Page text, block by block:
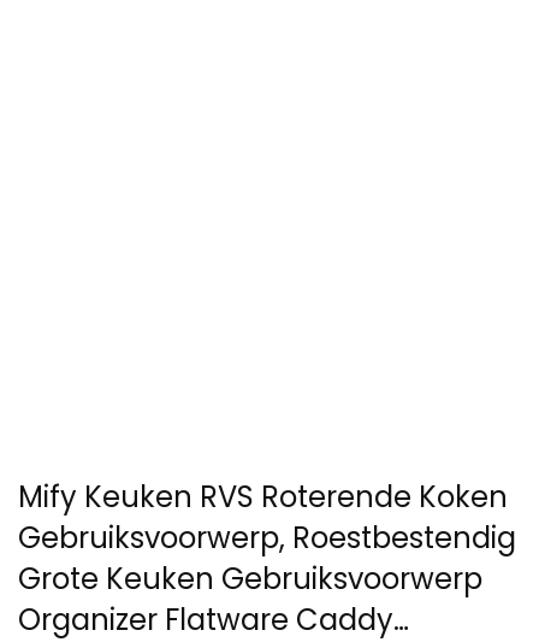
Mify Keuken RVS Roterende Koken
Gebruiksvoorwerp, Roestbestendig
Grote Keuken Gebruiksvoorwerp
Organizer Flatware Caddy…